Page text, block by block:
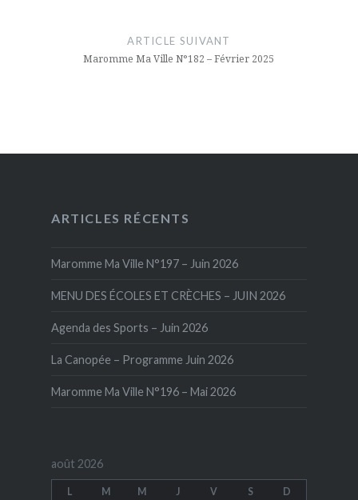
ARTICLE SUIVANT
Maromme Ma Ville N°182 – Février 2025
ARTICLES RÉCENTS
Maromme Ma Ville N°197 – Juin 2026
MENU DES ÉCOLES ET CRÈCHES – JUIN 2026
Agenda des Sports – Juin 2026
La Canopée – Programme Juin 2026
Maromme Ma Ville N°196 – Mai 2026
août 2026
L M M J V S D